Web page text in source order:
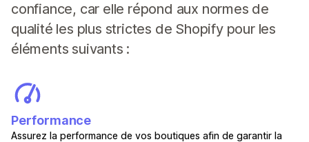
confiance, car elle répond aux normes de
qualité les plus strictes de Shopify pour les
éléments suivants :
Performance
Assurez la performance de vos boutiques afin de garantir la